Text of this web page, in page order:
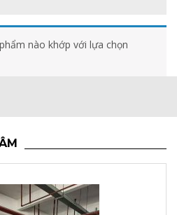
nào khớp với lựa chọn